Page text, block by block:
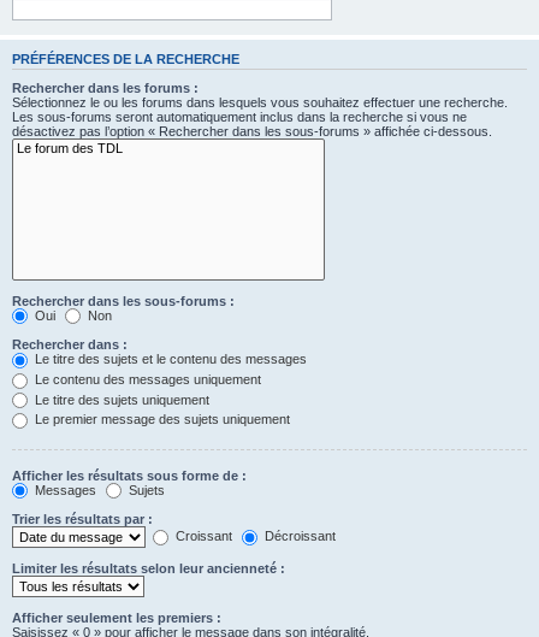
PRÉFÉRENCES DE LA RECHERCHE
Rechercher dans les forums :
Sélectionnez le ou les forums dans lesquels vous souhaitez effectuer une recherche.
Les sous-forums seront automatiquement inclus dans la recherche si vous ne
désactivez pas l’option « Rechercher dans les sous-forums » affichée ci-dessous.
Rechercher dans les sous-forums :
Oui
Non
Rechercher dans :
Le titre des sujets et le contenu des messages
Le contenu des messages uniquement
Le titre des sujets uniquement
Le premier message des sujets uniquement
Afficher les résultats sous forme de :
Messages
Sujets
Trier les résultats par :
Croissant
Décroissant
Limiter les résultats selon leur ancienneté :
Afficher seulement les premiers :
Saisissez « 0 » pour afficher le message dans son intégralité.